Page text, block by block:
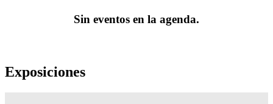
Sin eventos en la agenda.
Exposiciones